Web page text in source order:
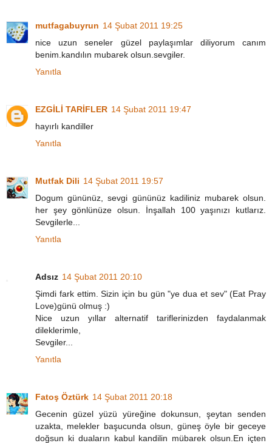
mutfagabuyrun 14 Şubat 2011 19:25
nice uzun seneler güzel paylaşımlar diliyorum canım
benim.kandılın mubarek olsun.sevgiler.
Yanıtla
EZGİLİ TARİFLER 14 Şubat 2011 19:47
hayırlı kandiller
Yanıtla
Mutfak Dili 14 Şubat 2011 19:57
Dogum gününüz, sevgi gününüz kadiliniz mubarek olsun.
her şey gönlünüze olsun. İnşallah 100 yaşınızı kutlarız.
Sevgilerle...
Yanıtla
Adsız 14 Şubat 2011 20:10
Şimdi fark ettim. Sizin için bu gün "ye dua et sev" (Eat Pray
Love)günü olmuş :)
Nice uzun yıllar alternatif tariflerinizden faydalanmak
dileklerimle,
Sevgiler...
Yanıtla
Fatoş Öztürk 14 Şubat 2011 20:18
Gecenin güzel yüzü yüreğine dokunsun, şeytan senden
uzakta, melekler başucunda olsun, güneş öyle bir geceye
doğsun ki duaların kabul kandilin mübarek olsun.En içten